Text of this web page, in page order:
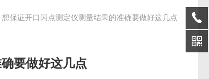
想保证开口闪点测定仪测量结果的准确要做好这几点
要做好这几点